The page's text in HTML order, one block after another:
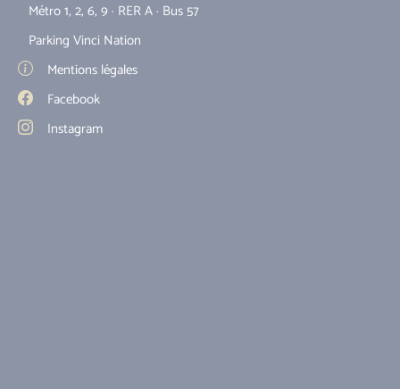
Métro 1, 2, 6, 9 · RER A · Bus 57
Parking Vinci Nation
Mentions légales
Facebook
Instagram